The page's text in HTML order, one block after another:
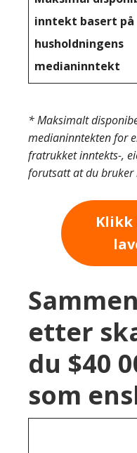
inntekt basert på
husholdningens
medianinntekt
* Maksimalt
medianinntekten for
fratrukket inntekts-,
forutsatt at du bruker
Klikk
etter
du $40
som